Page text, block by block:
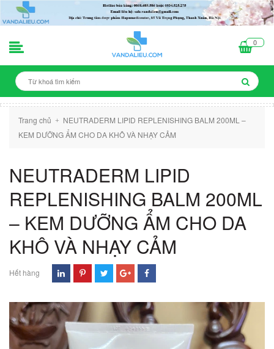
0
Trang chủ +
NEUTRADERM LIPID REPLENISHING BALM 200ML –
KEM DƯỠNG ẨM CHO DA KHÔ VÀ NHẠY CẢM
NEUTRADERM LIPID
REPLENISHING BALM 200ML
– KEM DƯỠNG ẨM CHO DA
KHÔ VÀ NHẠY CẢM
Hết hàng